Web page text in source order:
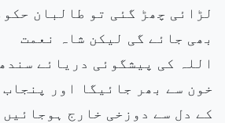
لڑائی چھڑ گئی تو طالبان
بھی جائے گی لیکن شاہ نعمت
اللہ کی پیشگوئی دریائے سندھ
خون سے بھر جائیگا اور پنجاب
کے دل سے دوزخی خارج ہوجائیں